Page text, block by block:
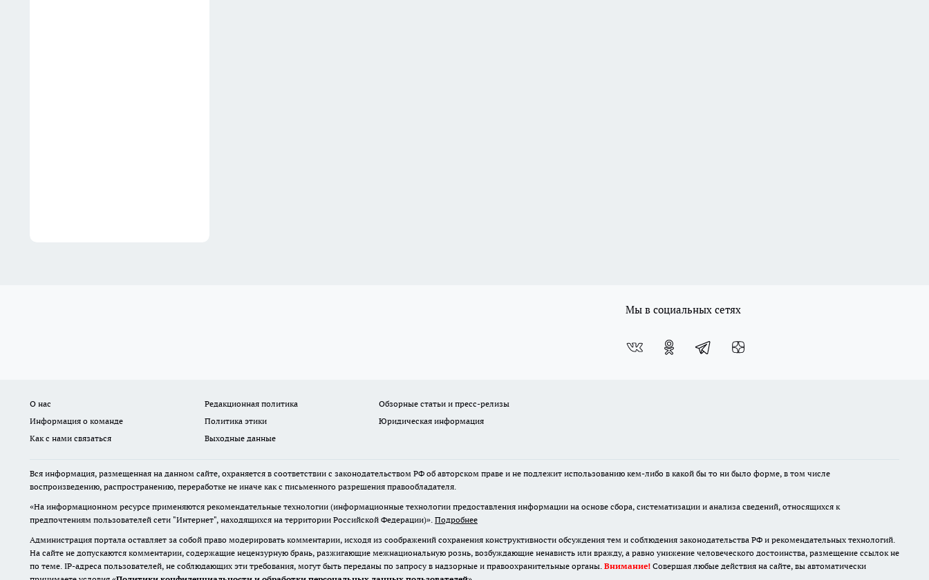
Мы в социальных сетях
О нас Редакционная политика
Обзорные статьи и пресс-релизы
Информация о команде
Политика этики
Юридическая информация
Как с нами связаться
Выходные данные
Вся информация, размещенная на данном сайте, охраняется в соответствии с законодательством РФ об авторском праве и не подлежит использованию кем-либо в какой бы то ни было форме, в том числе
воспроизведению, распространению, переработке не иначе как с письменного разрешения правообладателя.
«На информационном ресурсе применяются рекомендательные технологии (информационные технологии предоставления информации на основе сбора, систематизации и анализа сведений, относящихся к
предпочтениям пользователей сети "Интернет", находящихся на территории Российской Федерации)». Подробнее
Администрация портала оставляет за собой право модерировать комментарии, исходя из соображений сохранения конструктивности обсуждения тем и соблюдения законодательства РФ и рекомендательных технологий.
На сайте не допускаются комментарии, содержащие нецензурную брань, разжигающие межнациональную рознь, возбуждающие ненависть или вражду, а равно унижение человеческого достоинства, размещение ссылок не
по теме. IP-адреса пользователей, не соблюдающих эти требования, могут быть переданы по запросу в надзорные и правоохранительные органы. Внимание! Совершая любые действия на сайте, вы автоматически